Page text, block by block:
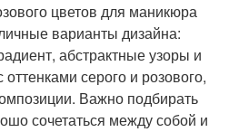
цветов для маникюра
варианты дизайна:
абстрактные узоры и
серого и розового,
Важно подбирать
сочетаться между собой и